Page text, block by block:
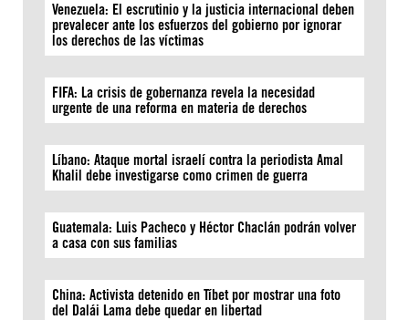
Venezuela: El escrutinio y la justicia internacional deben
prevalecer ante los esfuerzos del gobierno por ignorar
los derechos de las víctimas
FIFA: La crisis de gobernanza revela la necesidad
urgente de una reforma en materia de derechos
Líbano: Ataque mortal israelí contra la periodista Amal
Khalil debe investigarse como crimen de guerra
Guatemala: Luis Pacheco y Héctor Chaclán podrán volver
a casa con sus familias
China: Activista detenido en Tíbet por mostrar una foto
del Dalái Lama debe quedar en libertad